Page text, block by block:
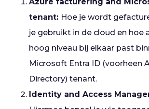
tenant: Hoe je wordt
je gebruikt in de cloud en hoe
hoog niveau bij elkaar past
Microsoft Entra ID (voorheen
Directory) tenant.
Identity and Access